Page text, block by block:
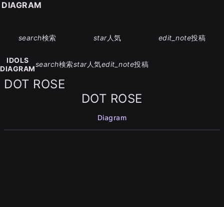
search検索 star人気 edit_note投稿
IDOLS
DIAGRAM
search検索star人気edit_note投稿
DOT ROSE
DOT ROSE
Diagram